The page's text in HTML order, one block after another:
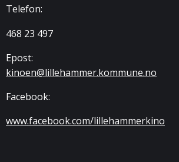
Telefon:
468 23 497
Epost:
kinoen@lillehammer.kommune.no
Facebook:
www.facebook.com/lillehammerkino